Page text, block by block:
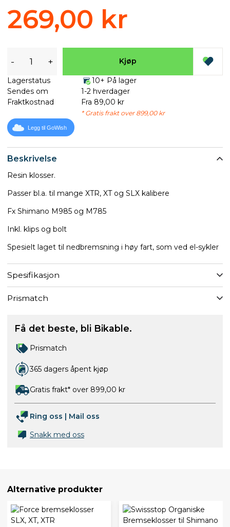
Beskrivelse
Resin klosser.
Passer bl.a. til mange XTR, XT og SLX kalibere
​Fx Shimano M985 og M785
Inkl. klips og bolt
Spesielt laget til nedbremsning i høy fart, som ved el-sykler
Spesifikasjon
Prismatch
269,00 kr
- + Kjøp
Lagerstatus
10+ På lager
Sendes om
1-2 hverdager
Fraktkostnad
Fra 89,00 kr
* Gratis frakt over 899,00 kr
Legg til GoWish
Få det beste, bli Bikable.
Prismatch
365 dagers åpent kjøp
Gratis frakt* over 899,00 kr
Ring oss | Mail oss
Snakk med oss
Alternative produkter